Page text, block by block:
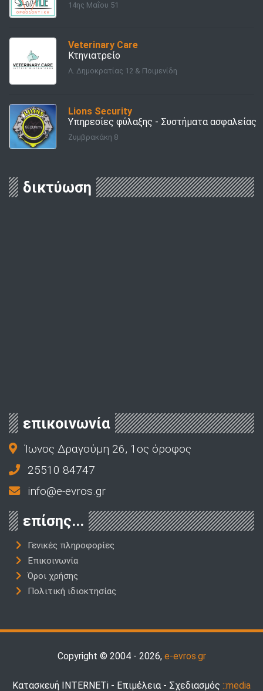
14ης Μαΐου 51
Veterinary Care
Κτηνιατρείο
Λ. Δημοκρατίας 12 & Ποιμενίδη
Lions Security
Υπηρεσίες φύλαξης - Συστήματα ασφαλείας
Ζυμβρακάκη 8
δικτύωση
επικοινωνία
Ίωνος Δραγούμη 26, 1ος όροφος
25510 84747
info@e-evros.gr
επίσης...
Γενικές πληροφορίες
Επικοινωνία
Όροι χρήσης
Πολιτική ιδιοκτησίας
Copyright © 2004 - 2026, e-evros.gr
Κατασκευή INTERNETi - Επιμέλεια - Σχεδιασμός ::media